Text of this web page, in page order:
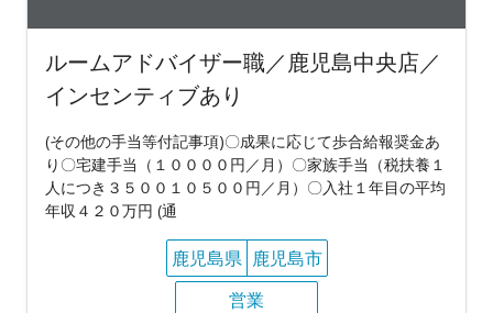
ルームアドバイザー職／鹿児島中央店／
インセンティブあり
(その他の手当等付記事項)〇成果に応じて歩合給報奨金あ
り〇宅建手当（１００００円／月）〇家族手当（税扶養１
人につき３５００１０５００円／月）〇入社１年目の平均
年収４２０万円 (通
鹿児島県 鹿児島市
営業